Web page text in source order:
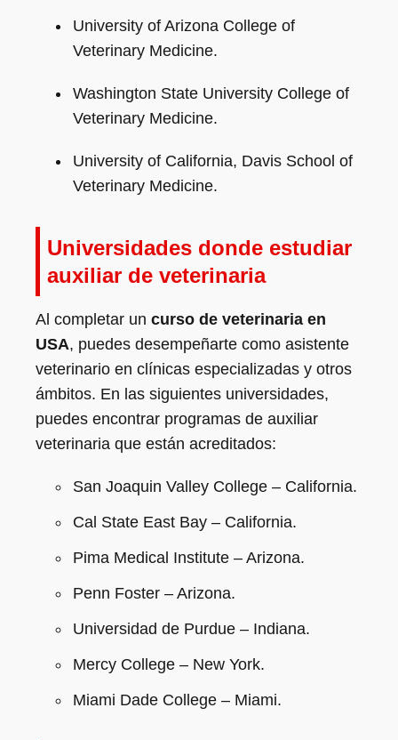
University of Arizona College of
Veterinary Medicine.
Washington State University College of
Veterinary Medicine.
University of California, Davis School of
Veterinary Medicine.
Universidades donde estudiar
auxiliar de veterinaria
Al completar un curso de veterinaria en
USA, puedes desempeñarte como asistente
veterinario en clínicas especializadas y otros
ámbitos. En las siguientes universidades,
puedes encontrar programas de auxiliar
veterinaria que están acreditados:
San Joaquin Valley College – California.
Cal State East Bay – California.
Pima Medical Institute – Arizona.
Penn Foster – Arizona.
Universidad de Purdue – Indiana.
Mercy College – New York.
Miami Dade College – Miami.